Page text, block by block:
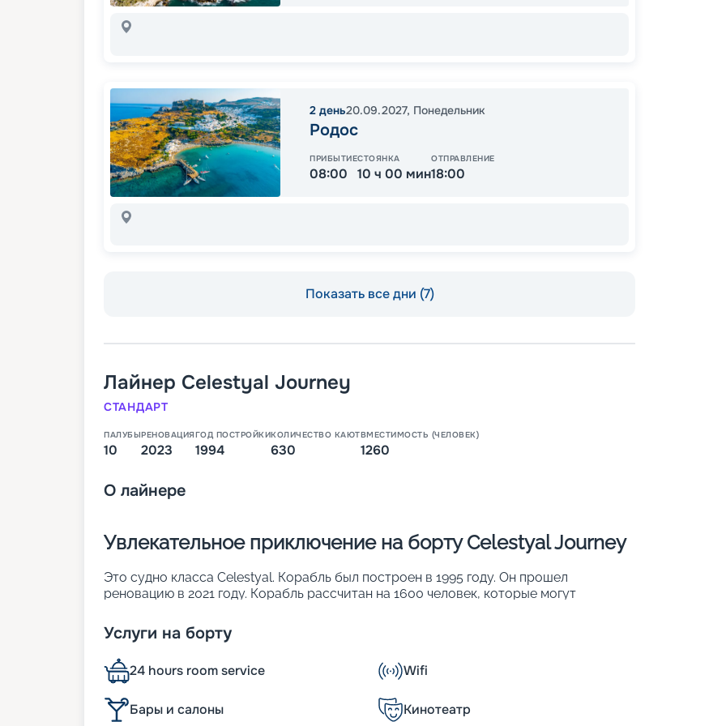
2 день20.09.2027, Понедельник
Родос
ПРИБЫТИЕ
08:00
СТОЯНКА
10 ч 00 мин
ОТПРАВЛЕНИЕ
18:00
Показать все дни (7)
Лайнер Celestyal Journey
СТАНДАРТ
ПАЛУБЫ
10
РЕНОВАЦИЯ
2023
ГОД ПОСТРОЙКИ
1994
КОЛИЧЕСТВО КАЮТ
630
ВМЕСТИМОСТЬ (ЧЕЛОВЕК)
1260
О лайнере
Увлекательное приключение на борту Celestyal Journey
Это судно класса Celestyal. Корабль был построен в 1995 году. Он прошел
реновацию в 2021 году. Корабль рассчитан на 1600 человек, которые могут
элегантности и современных удобств. Одним из его главных преимуществ является
удачная планировка и просторные зоны общественного пользования. После
реновации лайнер предлагает более уютные и безопасные условия для
путешествий.
Подробнее о лайнере
Услуги на борту
24 hours room service Wifi
Бары и салоны Кинотеатр